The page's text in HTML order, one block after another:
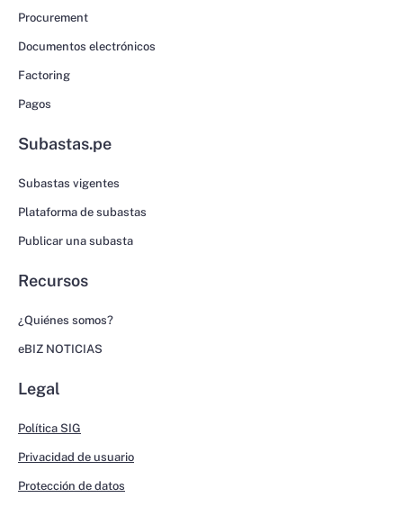
Procurement
Documentos electrónicos
Factoring
Pagos
Subastas.pe
Subastas vigentes
Plataforma de subastas
Publicar una subasta
Recursos
¿Quiénes somos?
eBIZ NOTICIAS
Legal
Política SIG
Privacidad de usuario
Protección de datos